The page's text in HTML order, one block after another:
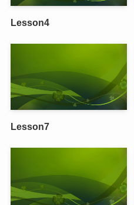
Lesson4
Lesson7